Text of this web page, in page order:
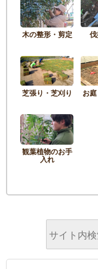
木の整形・剪定
芝張り・芝刈り お
観葉植物のお手
入れ